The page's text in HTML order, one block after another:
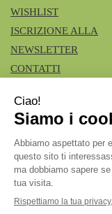
WISHLIST
ISCRIZIONE ALLA
NEWSLETTER
CONTATTI
Azienda Speciale
Lualdi, 6 -
02211980962 |